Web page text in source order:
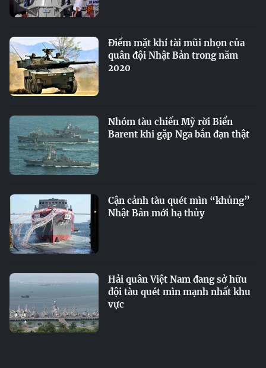
Điểm mặt khí tài mũi nhọn của
quân đội Nhật Bản trong năm
2020
Nhóm tàu chiến Mỹ rời Biển
Barent khi gặp Nga bắn đạn thật
Cận cảnh tàu quét mìn “khủng”
Nhật Bản mới hạ thủy
Hải quân Việt Nam đang sở hữu
đội tàu quét mìn mạnh nhất khu
vực